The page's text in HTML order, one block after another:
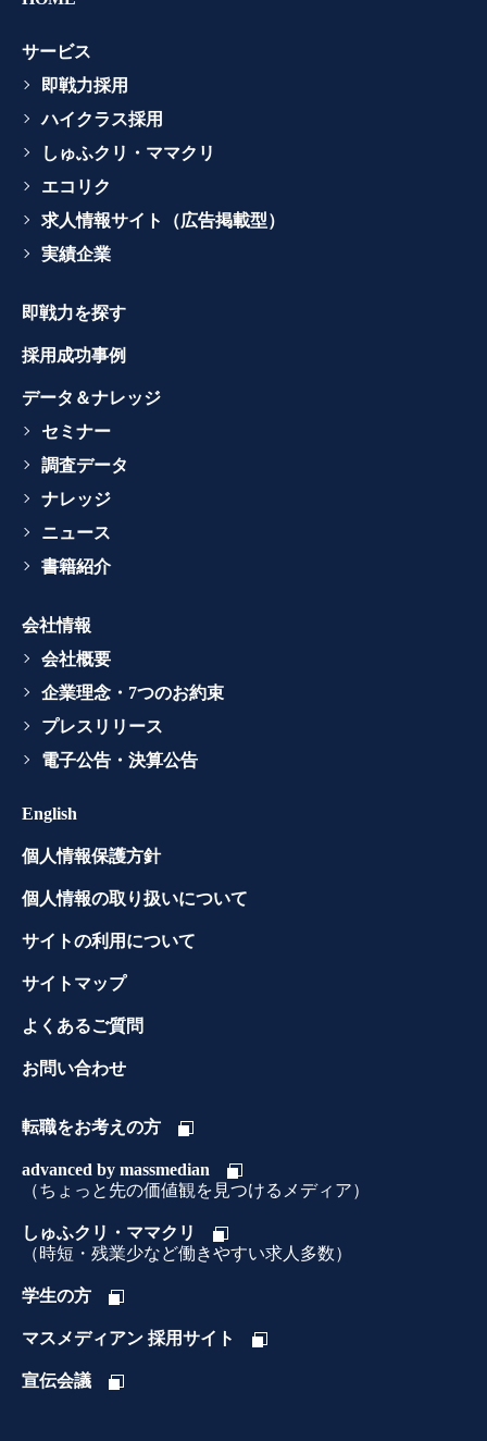
サービス
即戦力採用
ハイクラス採用
しゅふクリ・ママクリ
エコリク
求人情報サイト（広告掲載型）
実績企業
即戦力を探す
採用成功事例
データ＆ナレッジ
セミナー
調査データ
ナレッジ
ニュース
書籍紹介
会社情報
会社概要
企業理念・7つのお約束
プレスリリース
電子公告・決算公告
English
個人情報保護方針
個人情報の取り扱いについて
サイトの利用について
サイトマップ
よくあるご質問
お問い合わせ
転職をお考えの方
advanced by massmedian
（ちょっと先の価値観を見つけるメディア）
しゅふクリ・ママクリ
（時短・残業少など働きやすい求人多数）
学生の方
マスメディアン 採用サイト
宣伝会議